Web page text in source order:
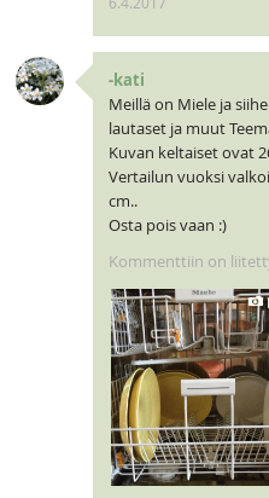
-kati
Meillä on Miele ja
lautaset ja muut
Kuvan keltaiset ovat
Vertailun vuoksi
cm..
Osta pois vaan :)
Kommenttiin on